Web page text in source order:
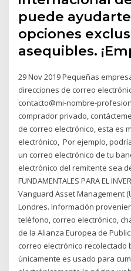
puede
opciones
asequibles.
29 Nov 2019 Pequeñas
direcciones de correo
contacto@mi-nombre-
comprador privado,
de correo electrónico, esta es
electrónico, Por ejemplo,
un correo electrónico de tu
electrónico del remitente sea
FUNDAMENTALES PARA EL
Vanguard Asset Management
Londres. Información
teléfono, correo electrónico,
de la Alianza Europea de
correo electrónico recolectado
únicamente es usado para